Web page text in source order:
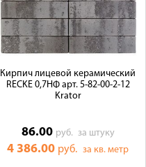
Кирпич лицевой керамический
RECKE 0,7НФ арт. 5-82-00-2-12
Krator
86.00 руб. за штуку
4 386.00 руб.за кв. метр